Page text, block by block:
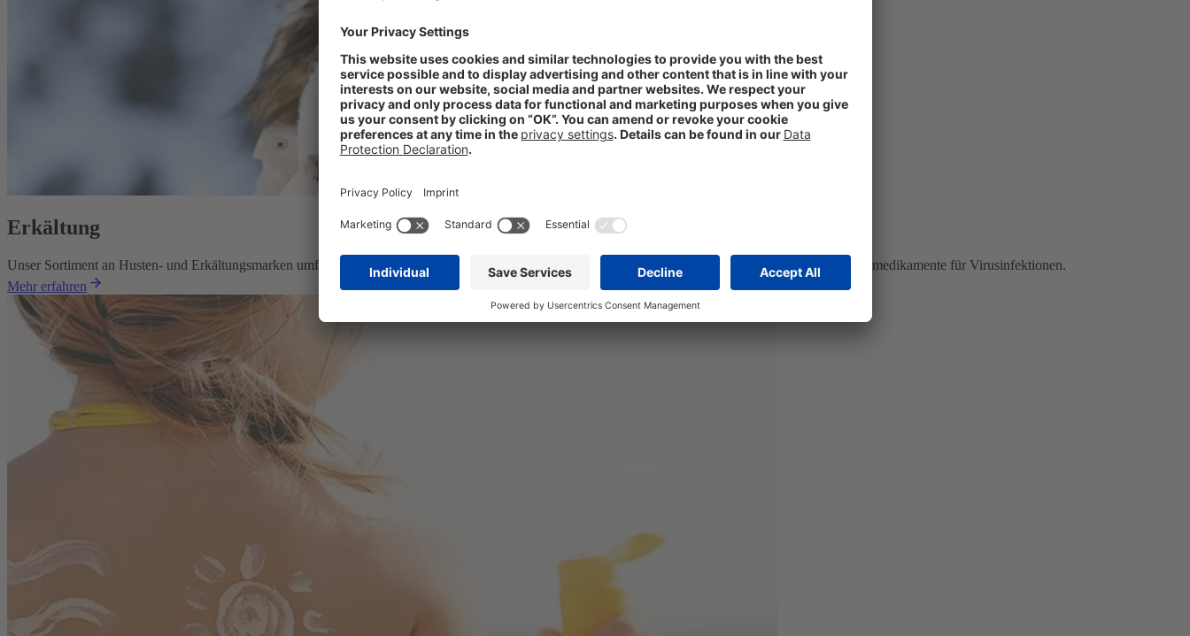
Erkältung
Unser Sortiment an Husten- und Erkältungsmarken umfasst Indikationen wie Nasentrockenmittel, Hustenmittel, Erkältungs- oder Grippemittel, Präventionsmedikamente für Virusinfektionen.
Mehr erfahren